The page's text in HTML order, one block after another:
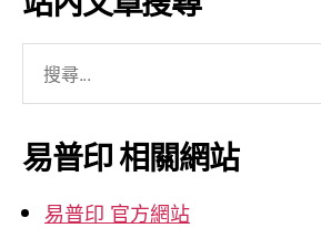
整
關
鍵
字:
易普印 相關網站
易普印 官方網站